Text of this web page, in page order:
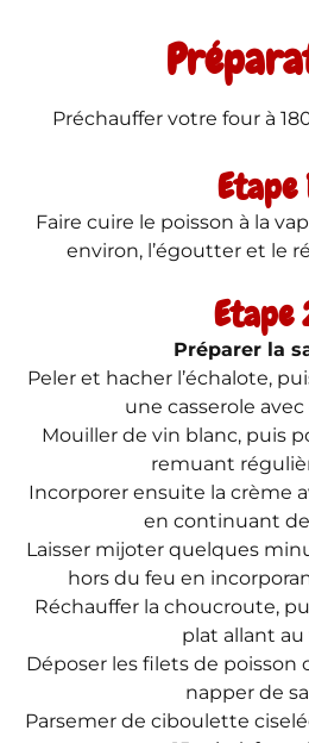
Préchauffer votre four à
Etape
Faire cuire le poisson à la
environ, l’égoutter et le
Etape
Préparer la
Peler et hacher l’échalote,
une casserole
Mouiller de vin blanc, puis
remuant
Incorporer ensuite la crème
en continuant
Laisser mijoter quelques
hors du feu en
Réchauffer la choucroute,
plat allant au
Déposer les filets de poisson
napper de
Parsemer de ciboulette